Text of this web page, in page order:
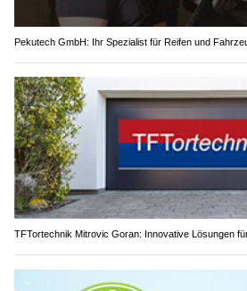
Pekutech GmbH: Ihr Spezialist für Reifen und
TFTortechnik Mitrovic Goran: Innovative Lösungen